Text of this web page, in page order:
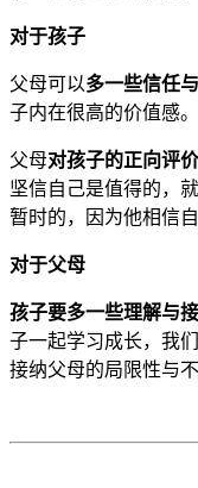
对于孩子
父母可以多一些信任
子内在很高的价值感。
父母对孩子的正向评价
坚信自己是值得的，
暂时的，因为他相信自
对于父母
孩子要多一些理解与接
子一起学习成长，我
接纳父母的局限性与